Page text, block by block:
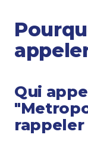
Qui
rappeler